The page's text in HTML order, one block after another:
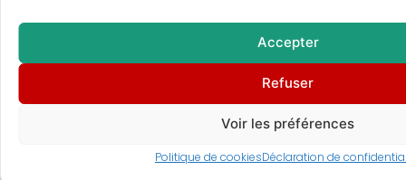
Accepter
Refuser
Voir les préférences
Politique de cookiesDéclaration de
Tableau d’Hannibal Lecter – Peinture – Anthony
Hopkins